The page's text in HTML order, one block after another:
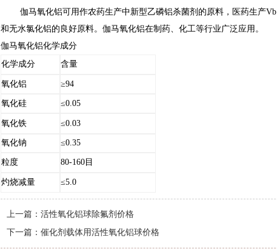
伽马氧化铝可用作农药生产中新型乙磷铝杀菌剂的原料，医药生产
和无水氯化铝的良好原料。伽马氧化铝在制药、化工等行业广泛应用。
伽马氧化铝化学成分
化学成分
含量
氧化铝 ≥94
氧化硅 ≤0.05
氧化铁 ≤0.03
氧化钠 ≤0.35
粒度 80-160 目
灼烧减量 ≤5.0
上一篇： 活性氧化铝球除氟剂价格
下一篇： 催化剂载体用活性氧化铝球价格